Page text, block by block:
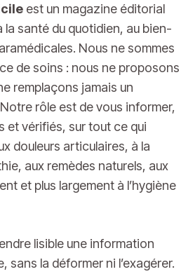
est un magazine éditorial
santé du quotidien, au bien-
Nous ne sommes
de soins : nous ne proposons
remplaçons jamais un
rôle est de vous informer,
et vérifiés, sur tout ce qui
douleurs articulaires, à la
aux remèdes naturels, aux
et plus largement à l’hygiène
lisible une information
sans la déformer ni l’exagérer.